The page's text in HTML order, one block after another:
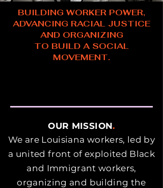
BUILDING WORKER POWER,
ADVANCING RACIAL JUSTICE
AND ORGANIZING
TO BUILD A SOCIAL
MOVEMENT.
OUR MISSION.
We are Louisiana workers, led by
a united front of exploited Black
and Immigrant workers,
organizing and building the